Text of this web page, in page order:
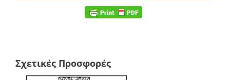
Σχετικές Προσφορές